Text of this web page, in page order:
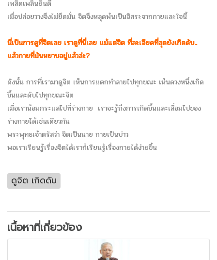
เพลิดเพลินยินดี
เมื่อปล่อยวางจึงไม่ยึดมั่น จิตจึงหลุดพ้นเป็นอิสระจากกายและใจนี้
นี่เป็นการดูที่จิตเลย เราดูที่นี่เลย แม้แต่จิต ที่ละเอียดที่สุดยังเกิดดับ..
แล้วกายที่มันหยาบอยู่แล้วล่ะ?
ดังนั้น การที่เรามาดูจิต เห็นการแตกทำลายไปทุกขณะ เห็นดวงหนึ่งเกิด
ขึ้นและดับไปทุกขณะจิต
เมื่อเราน้อมกระแสไปที่ร่างกาย เราจะรู้ถึงการเกิดขึ้นและเสื่อมไปของ
ร่างกายได้เช่นเดียวกัน
พระพุทธเจ้าตรัสว่า จิตเป็นนาย กายเป็นบ่าว
พอเราเรียนรู้เรื่องจิตได้เราก็เรียนรู้เรื่องกายได้ง่ายขึ้น
ดูจิต เกิดดับ
เนื้อหาที่เกี่ยวข้อง